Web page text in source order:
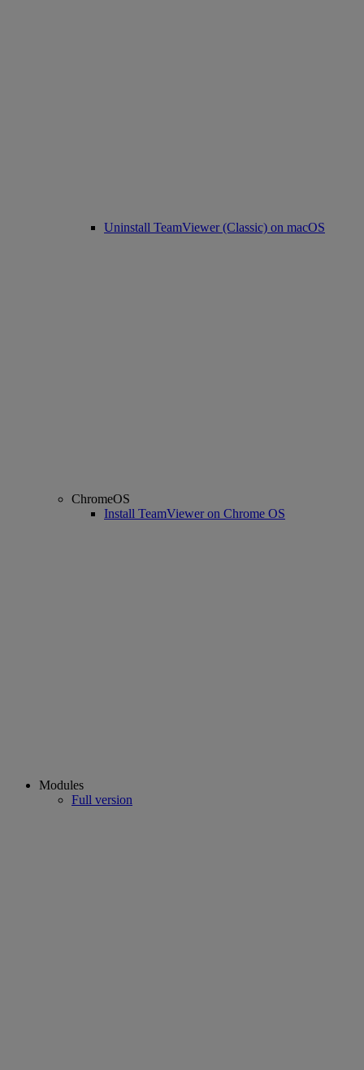
Uninstall TeamViewer (Classic) on macOS
ChromeOS
Install TeamViewer on Chrome OS
Modules
Full version